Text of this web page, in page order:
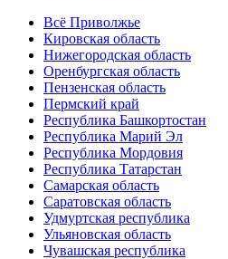
Всё Приволжье
Кировская область
Нижегородская область
Оренбургская область
Пензенская область
Пермский край
Республика Башкортостан
Республика Марий Эл
Республика Мордовия
Республика Татарстан
Самарская область
Саратовская область
Удмуртская республика
Ульяновская область
Чувашская республика